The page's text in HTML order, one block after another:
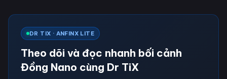
DR TIX · ANFINX LITE
Theo dõi và đọc nhanh bối cảnh
Đồng Nano cùng Dr TiX